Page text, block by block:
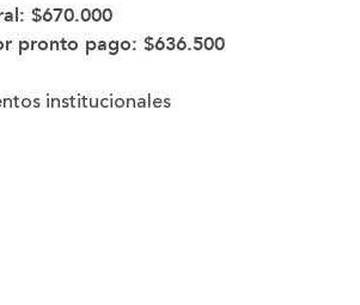
$670.000
pronto pago: $636.500
institucionales